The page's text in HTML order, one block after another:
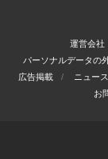
運営会社
パーソナルデータの
広告掲載
ニュー
お